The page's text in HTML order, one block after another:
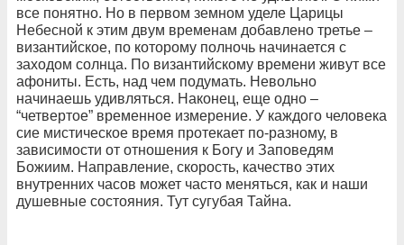
все понятно. Но в первом земном уделе Царицы
Небесной к этим двум временам добавлено третье –
византийское, по которому полночь начинается с
заходом солнца. По византийскому времени живут все
афониты. Есть, над чем подумать. Невольно
начинаешь удивляться. Наконец, еще одно –
“четвертое” временное измерение. У каждого человека
сие мистическое время протекает по-разному, в
зависимости от отношения к Богу и Заповедям
Божиим. Направление, скорость, качество этих
внутренних часов может часто меняться, как и наши
душевные состояния. Тут сугубая Тайна.